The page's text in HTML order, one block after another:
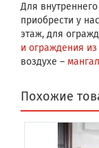
Для
приобрести у нас
этаж, для
и ограждения
воздухе –
Похожие